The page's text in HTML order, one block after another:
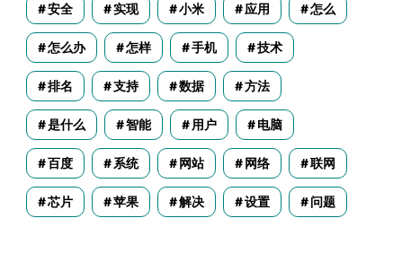
安全 实现 小米 应用 怎么
怎么办 怎样 手机 技术
排名 支持 数据 方法
是什么 智能 用户 电脑
百度 系统 网站 网络 联网
芯片 苹果 解决 设置 问题